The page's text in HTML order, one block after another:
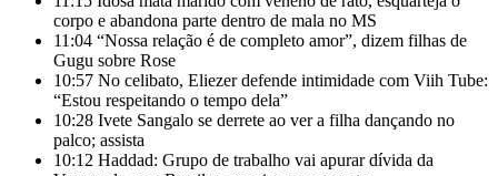
corpo e abandona parte dentro de mala no MS
11:04 “Nossa relação é de completo amor”, dizem filhas de
Gugu sobre Rose
10:57 No celibato, Eliezer defende intimidade com Viih Tube:
“Estou respeitando o tempo dela”
10:28 Ivete Sangalo se derrete ao ver a filha dançando no
palco; assista
10:12 Haddad: Grupo de trabalho vai apurar dívida da